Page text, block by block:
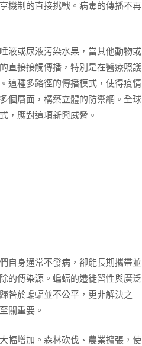
機制的直接挑戰。病毒的傳播不再
液或尿液污染水果，當其他動物或
直接接觸傳播，特別是在醫療照護
這種多路徑的傳播模式，使得疫情
個層面，構築立體的防禦網。全球
，應對這項新興威脅。
自身通常不發病，卻能長期攜帶並
的傳染源。蝙蝠的遷徙習性與廣泛
咎於蝙蝠並不公平，更非解決之
關重要。
幅增加。森林砍伐、農業擴張，使